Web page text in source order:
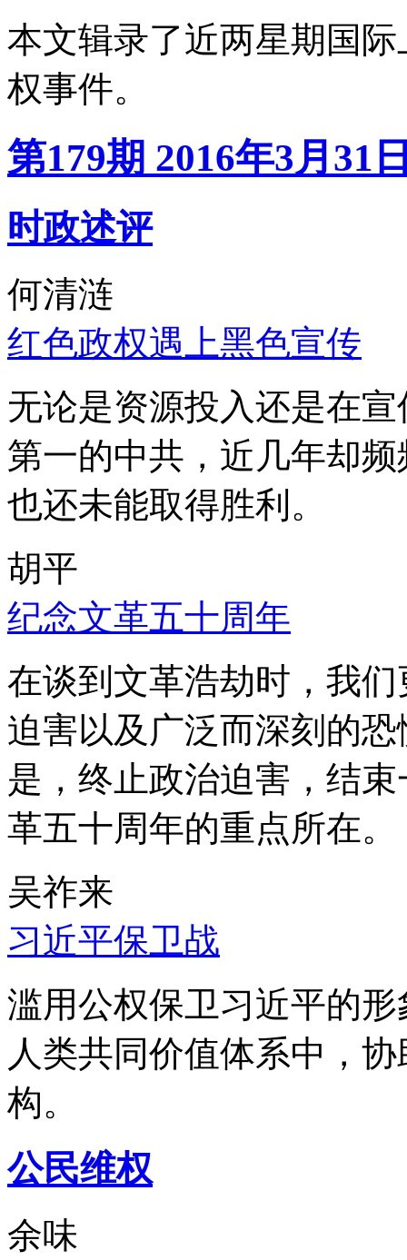
本文辑录了近两星期国
权事件。
第179期 2016年3月31
时政述评
何清涟
红色政权遇上黑色宣传
无论是资源投入还是在
第一的中共，近几年却
也还未能取得胜利。
胡平
纪念文革五十周年
在谈到文革浩劫时，我
迫害以及广泛而深刻的
是，终止政治迫害，结
革五十周年的重点所在。
吴祚来
习近平保卫战
滥用公权保卫习近平的
人类共同价值体系中，
构。
公民维权
余味